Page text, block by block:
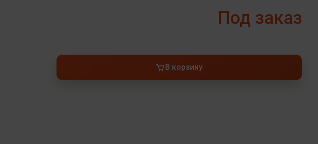
Под заказ
В корзину